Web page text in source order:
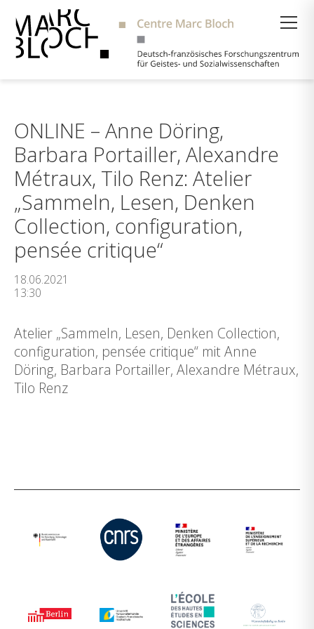
ONLINE – Anne Döring,
Barbara Portailler, Alexandre
Métraux, Tilo Renz: Atelier
„Sammeln, Lesen, Denken
Collection, configuration,
pensée critique“
18.06.2021
13:30
Atelier „Sammeln, Lesen, Denken Collection,
configuration, pensée critique“ mit Anne
Döring, Barbara Portailler, Alexandre Métraux,
Tilo Renz